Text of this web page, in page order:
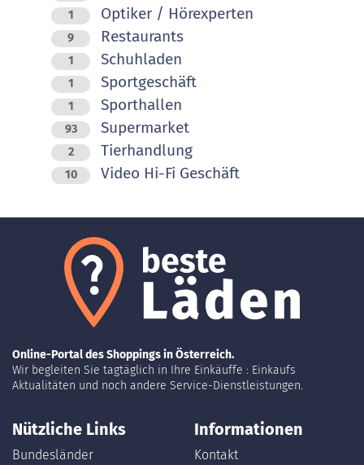
1 Optiker / Hörexperten
9 Restaurants
1 Schuhladen
1 Sportgeschäft
1 Sporthallen
93 Supermarket
2 Tierhandlung
10 Video Hi-Fi Geschäft
Online-Portal des Shoppings in Österreich.
Wir begleiten Sie tagtäglich in Ihre Einkäuffe : Einkaufs
Aktualitäten und noch andere Service-Dienstleistungen.
Nützliche Links
Bundesländer
Informationen
Kontakt